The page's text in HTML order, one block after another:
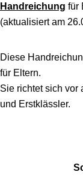
Handreichung für
(aktualisiert am
Diese
für Eltern.
Sie richtet sich vor
und Erstklässler.